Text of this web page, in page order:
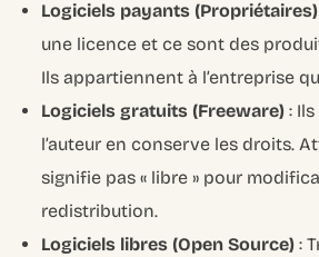
Logiciels payants (Propriétaires)
une licence et ce sont des
Ils appartiennent à l’entreprise
Logiciels gratuits (Freeware) :
l’auteur en conserve les droits.
signifie pas « libre » pour
redistribution.
Logiciels libres (Open Source) :